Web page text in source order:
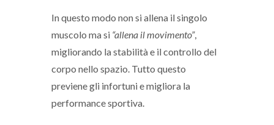
In questo modo non si allena il singolo
muscolo ma si “allena il movimento”,
migliorando la stabilità e il controllo del
corpo nello spazio. Tutto questo
previene gli infortuni e migliora la
performance sportiva.